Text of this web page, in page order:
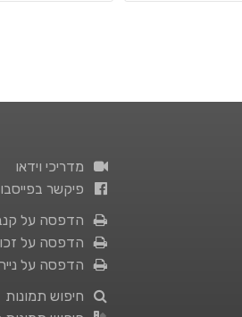
מדריכי וידאו
פיקשר
הדפסה על
הדפסה על
הדפסה על
חיפוש תמונות